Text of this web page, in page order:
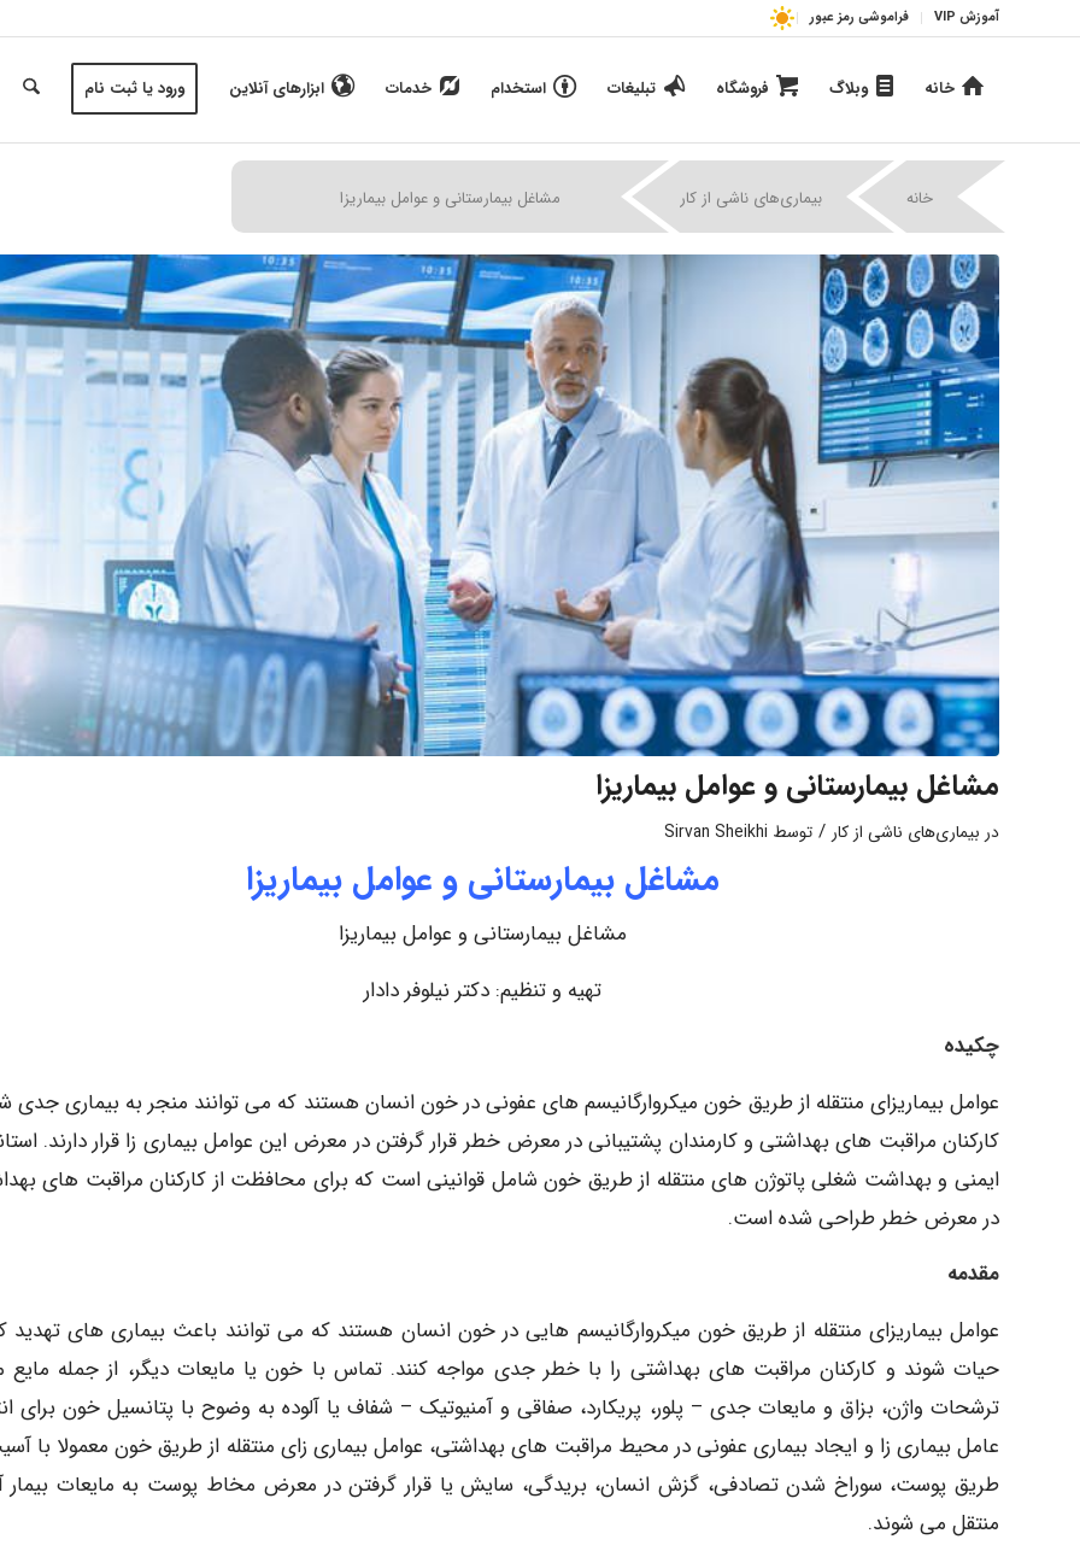
آموزش VIP فراموشی رمز عبور
خانه وبلاگ فروشگاه تبلیغات استخدام خدمات ابزارهای آنلاین ورود یا ثبت نام
خانه بیماری‌های ناشی از کار | مشاغل بیمارستانی و عوامل بیماریزا
مشاغل بیمارستانی و عوامل بیماریزا
در بیماری‌های ناشی از کار / توسط Sirvan Sheikhi
مشاغل بیمارستانی و عوامل بیماریزا
مشاغل بیمارستانی و عوامل بیماریزا
تهیه و تنظیم: دکتر نیلوفر دادار
چکیده
عوامل بیماریزای منتقله از طریق خون میکروارگانیسم های عفونی در خون انسان هستند که می توانند منجر به بیماری جدی
کارکنان مراقبت های بهداشتی و کارمندان پشتیبانی در معرض خطر قرار گرفتن در معرض این عوامل بیماری زا قرار دارند.
ایمنی و بهداشت شغلی پاتوژن های منتقله از طریق خون شامل قوانینی است که برای محافظت از کارکنان مراقبت های
در معرض خطر طراحی شده است.
مقدمه
عوامل بیماریزای منتقله از طریق خون میکروارگانیسم هایی در خون انسان هستند که می توانند باعث بیماری های تهدید
حیات شوند و کارکنان مراقبت های بهداشتی را با خطر جدی مواجه کنند. تماس با خون یا مایعات دیگر، از جمله مایع
ترشحات واژن، بزاق و مایعات جدی – پلور، پریکارد، صفاقی و آمنیوتیک – شفاف یا آلوده به وضوح با پتانسیل خون برای
عامل بیماری زا و ایجاد بیماری عفونی در محیط مراقبت های بهداشتی، عوامل بیماری زای منتقله از طریق خون معمولا با
طریق پوست، سوراخ شدن تصادفی، گزش انسان، بریدگی، سایش یا قرار گرفتن در معرض مخاط پوست به مایعات بیمار
منتقل می شوند.